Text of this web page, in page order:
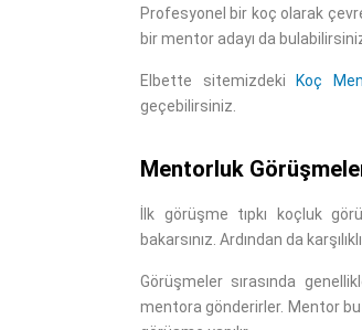
Profesyonel bir koç olarak
bir mentor adayı da
Elbette sitemizdeki Koç
geçebilirsiniz.
Mentorluk
İlk görüşme tıpkı koçluk
bakarsınız. Ardından da
Görüşmeler sırasında
mentora gönderirler. Mentor